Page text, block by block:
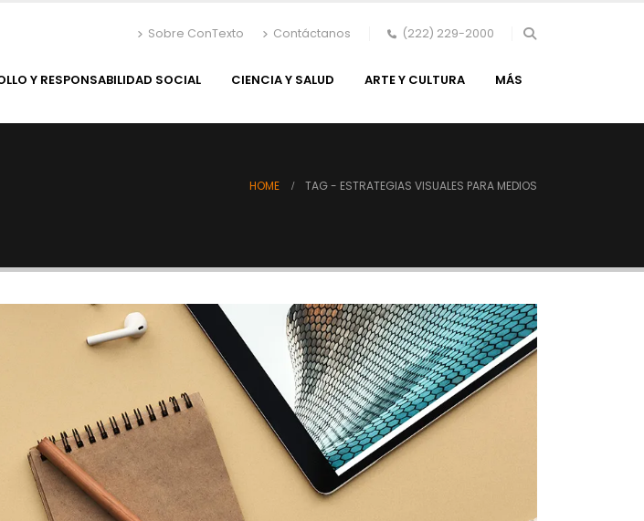
Sobre ConTexto Contáctanos (222) 229-2000
Y RESPONSABILIDAD SOCIAL CIENCIA Y SALUD ARTE Y CULTURA MÁS
HOME TAG - ESTRATEGIAS VISUALES PARA MEDIOS